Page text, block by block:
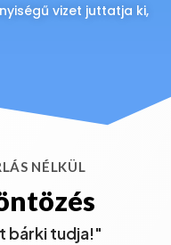
vizet juttatja ki,
NÉLKÜL
bárki tudja!"